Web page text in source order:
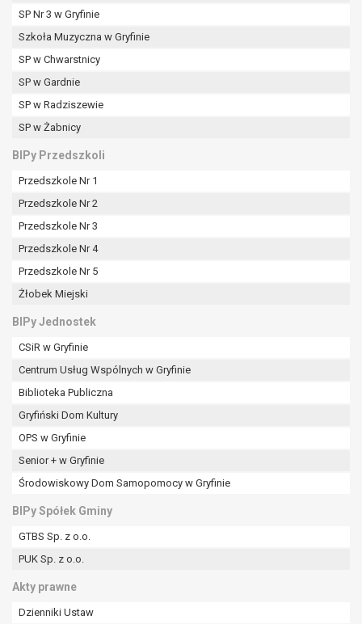
SP Nr 3 w Gryfinie
Szkoła Muzyczna w Gryfinie
SP w Chwarstnicy
SP w Gardnie
SP w Radziszewie
SP w Żabnicy
BIPy Przedszkoli
Przedszkole Nr 1
Przedszkole Nr 2
Przedszkole Nr 3
Przedszkole Nr 4
Przedszkole Nr 5
Żłobek Miejski
BIPy Jednostek
CSiR w Gryfinie
Centrum Usług Wspólnych w Gryfinie
Biblioteka Publiczna
Gryfiński Dom Kultury
OPS w Gryfinie
Senior + w Gryfinie
Środowiskowy Dom Samopomocy w Gryfinie
BIPy Spółek Gminy
GTBS Sp. z o.o.
PUK Sp. z o.o.
Akty prawne
Dzienniki Ustaw
przetwarzania, którego dokonano na podstawie
zgody przed jej cofnięciem.
organu nadzorczego na niezgodne z prawem
przetwarzanie Pani/Pana danych osobowych
przez administratora.
Organem właściwym do wniesienia skargi jest
W zależności od sfery, w której przetwarzane są
dane osobowe, podanie danych osobowych jest
umownym.
Pani/Pana dane nie będą poddawane
zautomatyzowanemu podejmowaniu decyzji, w